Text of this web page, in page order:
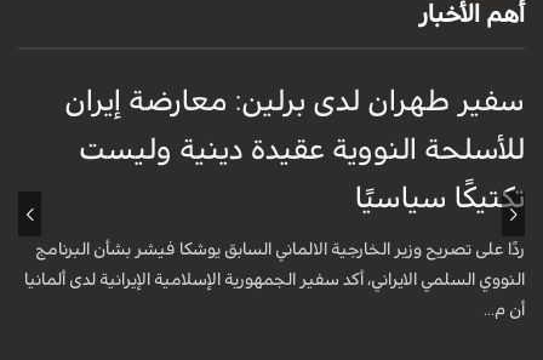
أهم الأخبار
سفير طهران لدى برلين: معارضة إيران
للأسلحة النووية عقيدة دينية وليست
تكتيكًا سياسيًا
ردًا على تصريح وزير الخارجية الالماني السابق يوشكا فيشر بشأن البرنامج
النووي السلمي الايراني، أكد سفير الجمهورية الإسلامية الإيرانية لدى ألمانيا
أن م...